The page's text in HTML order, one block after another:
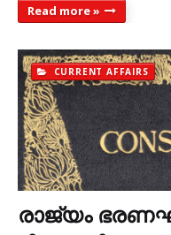
Read more »
CURRENT AFFAIRS
രാജ്യം